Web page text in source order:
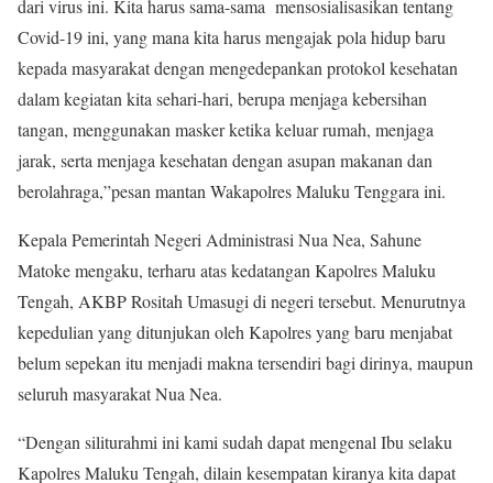
dari virus ini. Kita harus sama-sama mensosialisasikan tentang
Covid-19 ini, yang mana kita harus mengajak pola hidup baru
kepada masyarakat dengan mengedepankan protokol kesehatan
dalam kegiatan kita sehari-hari, berupa menjaga kebersihan
tangan, menggunakan masker ketika keluar rumah, menjaga
jarak, serta menjaga kesehatan dengan asupan makanan dan
berolahraga,”pesan mantan Wakapolres Maluku Tenggara ini.
Kepala Pemerintah Negeri Administrasi Nua Nea, Sahune
Matoke mengaku, terharu atas kedatangan Kapolres Maluku
Tengah, AKBP Rositah Umasugi di negeri tersebut. Menurutnya
kepedulian yang ditunjukan oleh Kapolres yang baru menjabat
belum sepekan itu menjadi makna tersendiri bagi dirinya, maupun
seluruh masyarakat Nua Nea.
“Dengan siliturahmi ini kami sudah dapat mengenal Ibu selaku
Kapolres Maluku Tengah, dilain kesempatan kiranya kita dapat